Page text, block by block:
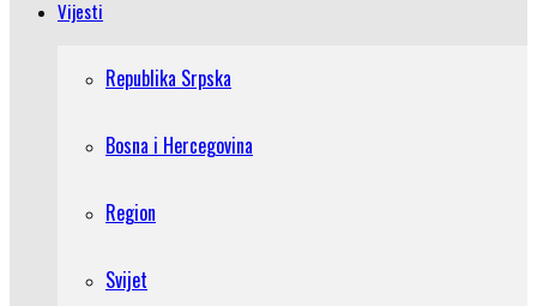
Vijesti
Republika Srpska
Bosna i Hercegovina
Region
Svijet